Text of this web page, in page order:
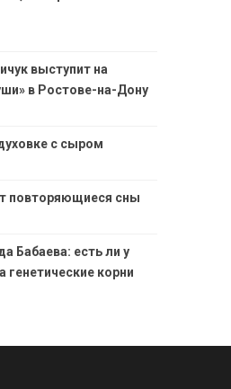
выступит на
в Ростове-на-Дону
с сыром
повторяющиеся сны
Бабаева: есть ли у
корни